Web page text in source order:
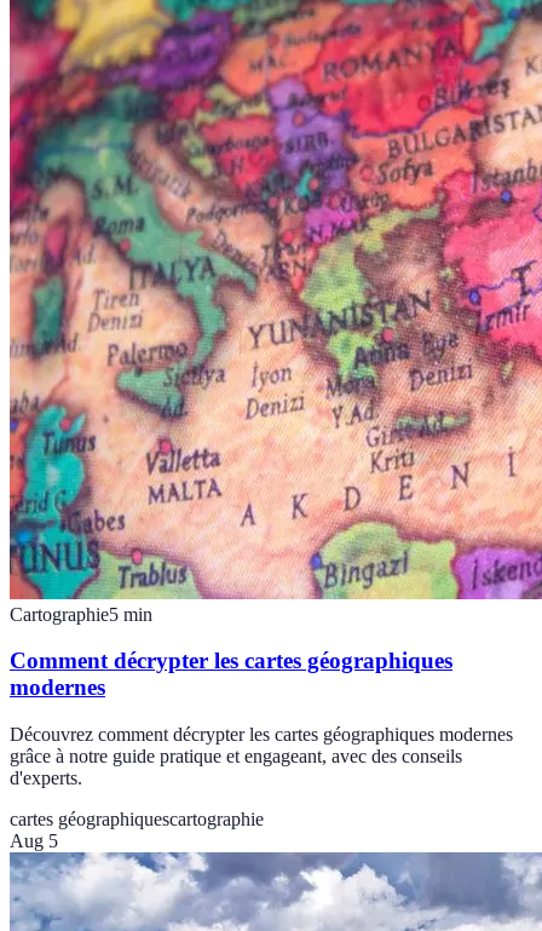
Cartographie5 min
Comment décrypter les cartes géographiques
modernes
Découvrez comment décrypter les cartes géographiques modernes
grâce à notre guide pratique et engageant, avec des conseils
d'experts.
cartes géographiquescartographie
Aug 5